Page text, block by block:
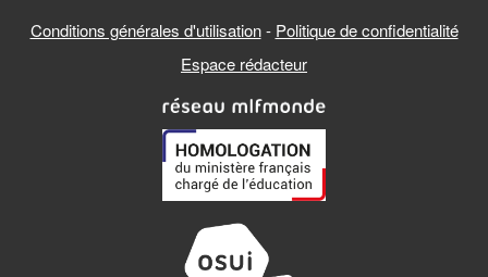
Conditions générales d'utilisation- Politique de confidentialité
Espace rédacteur